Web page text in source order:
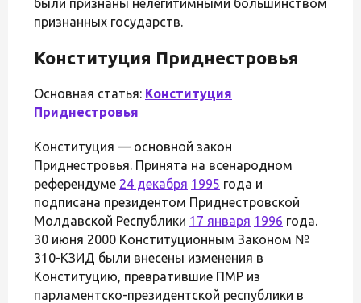
были признаны нелегитимными большинством
признанных государств.
Конституция Приднестровья
Основная статья: Конституция
Приднестровья
Конституция — основной закон
Приднестровья. Принята на всенародном
референдуме 24 декабря 1995 года и
подписана президентом Приднестровской
Молдавской Республики 17 января 1996 года.
30 июня 2000 Конституционным Законом №
310-КЗИД были внесены изменения в
Конституцию, превратившие ПМР из
парламентско-президентской республики в